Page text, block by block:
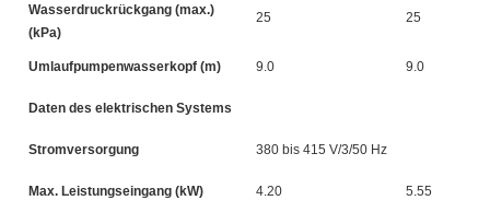
Wasserdruckrückgang (max.)
(kPa)
25 25
Umlaufpumpenwasserkopf (m) 9.0 9.0
Daten des elektrischen Systems
Stromversorgung 380 bis 415 V/3/50 Hz
Max. Leistungseingang (kW) 4.20 5.55